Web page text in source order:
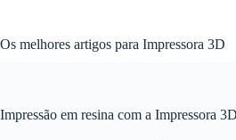
o
Os melhores artigos para Impressora 3D
Impressão em resina com a Impressora